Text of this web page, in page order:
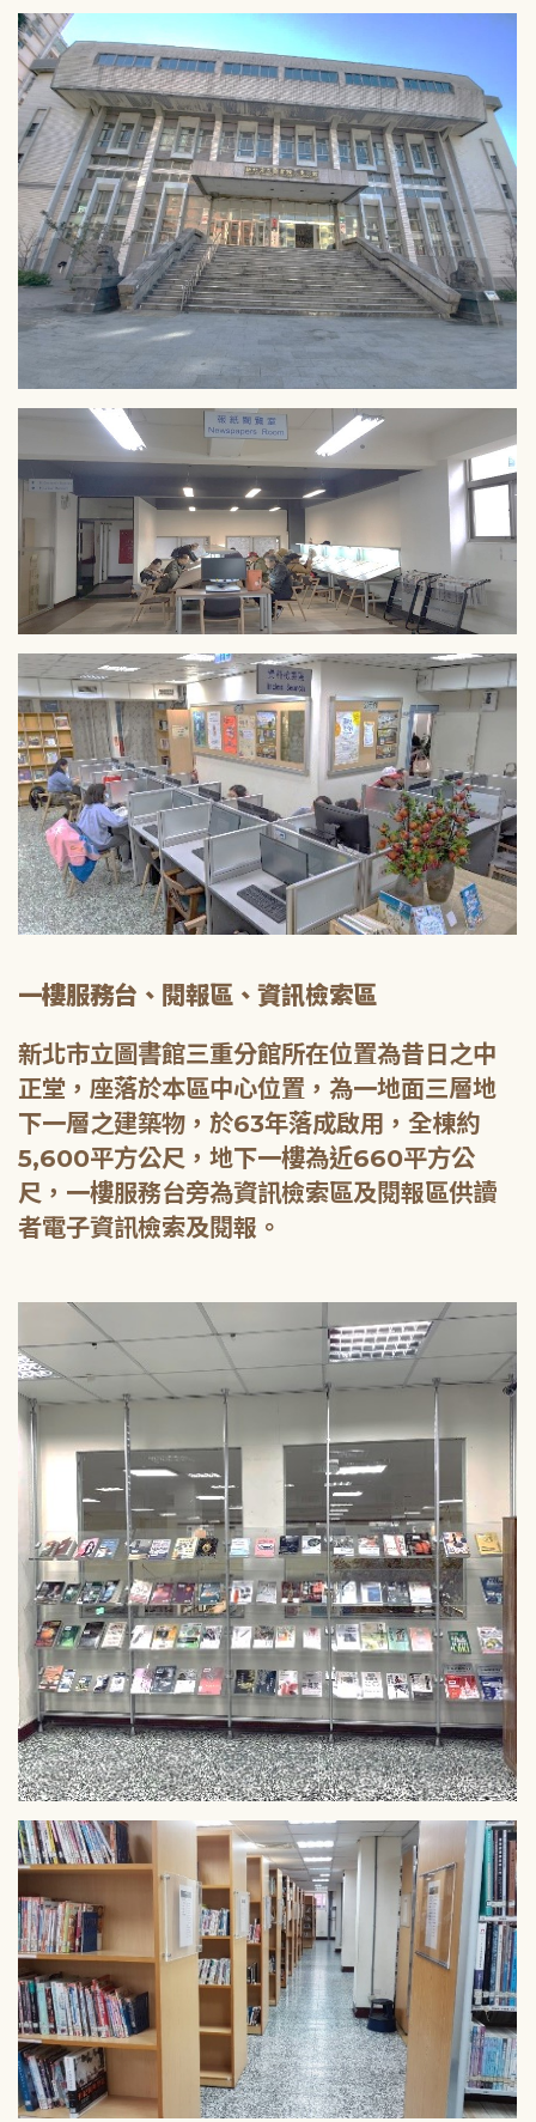
一樓服務台、閱報區、資訊檢索區
新北市立圖書館三重分館所在位置為昔日之中
正堂，座落於本區中心位置，為一地面三層地
下一層之建築物，於63年落成啟用，全棟約
5,600平方公尺，地下一樓為近660平方公
尺，一樓服務台旁為資訊檢索區及閱報區供讀
者電子資訊檢索及閱報。